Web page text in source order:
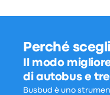
Perché
Il modo
di autobus e
Busbud è uno